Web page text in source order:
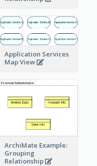
Application Services
Map View
ArchiMate Example:
Grouping
Relationship